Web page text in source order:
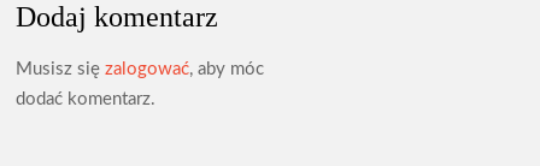
Dodaj komentarz
Musisz sięzalogować, aby móc
dodać komentarz.